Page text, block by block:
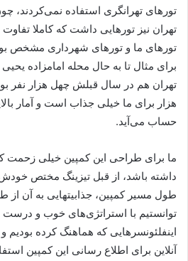
تورهای تهرانگری استفاده نمی‌کردند،
تهران نیز تورهایی داشت که کاملا تفاوت
تورهای ما و تورهای شهرداری مشخص
برای مثال تا به حال محله امامزاده
تهران هم در سال قبلش چهل هزار نفر
هزار برای ما خیلی جذاب است و آمار
حساب می‌آید.
ما برای طراحی این کمپین خیلی زحمت
داشته باشد، از قبل تیزینگ مختص
طول مسیر کمپین، جذابیتهایی به آن
توانستیم با استراتژی‌های خوب و
اینفلئونسرهایی که هماهنگ کرده
آنلاین برای اطلاع رسانی این کمپین